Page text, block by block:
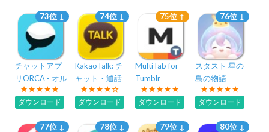
73位 ↓
チャットアプ
リORCA - オル
カ
ダウンロード
74位 ↓
KakaoTalk: チ
ャット・通話
ダウンロード
75位 ↑
MultiTab for
Tumblr
ダウンロード
76位 ↓
スタスト 星の
島の物語
ダウンロード
77位 ↓ 78位 ↓ 79位 ↓ 80位 ↓